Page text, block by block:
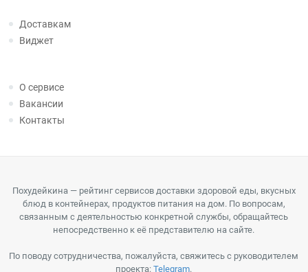
Доставкам
Виджет
О сервисе
Вакансии
Контакты
Похудейкина — рейтинг сервисов доставки здоровой еды, вкусных
блюд в контейнерах, продуктов питания на дом. По вопросам,
связанным с деятельностью конкретной службы, обращайтесь
непосредственно к её представителю на сайте.
По поводу сотрудничества, пожалуйста, свяжитесь с руководителем
проекта:Telegram.